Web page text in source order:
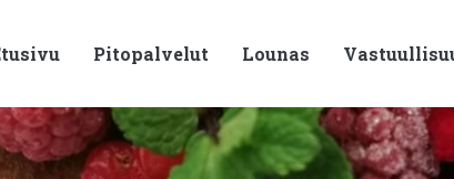
Pitopalvelut Lounas